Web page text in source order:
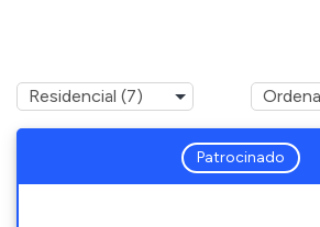
Patrocinado